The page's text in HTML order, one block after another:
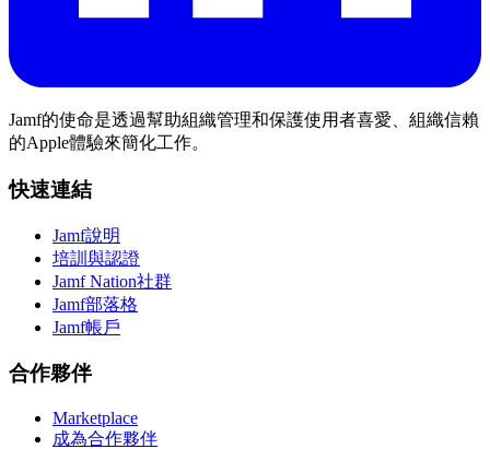
Jamf的使命是透過幫助組織管理和保護使用者喜愛、組織信賴
的Apple體驗來簡化工作。
快速連結
Jamf說明
培訓與認證
Jamf Nation社群
Jamf部落格
Jamf帳戶
合作夥伴
Marketplace
成為合作夥伴